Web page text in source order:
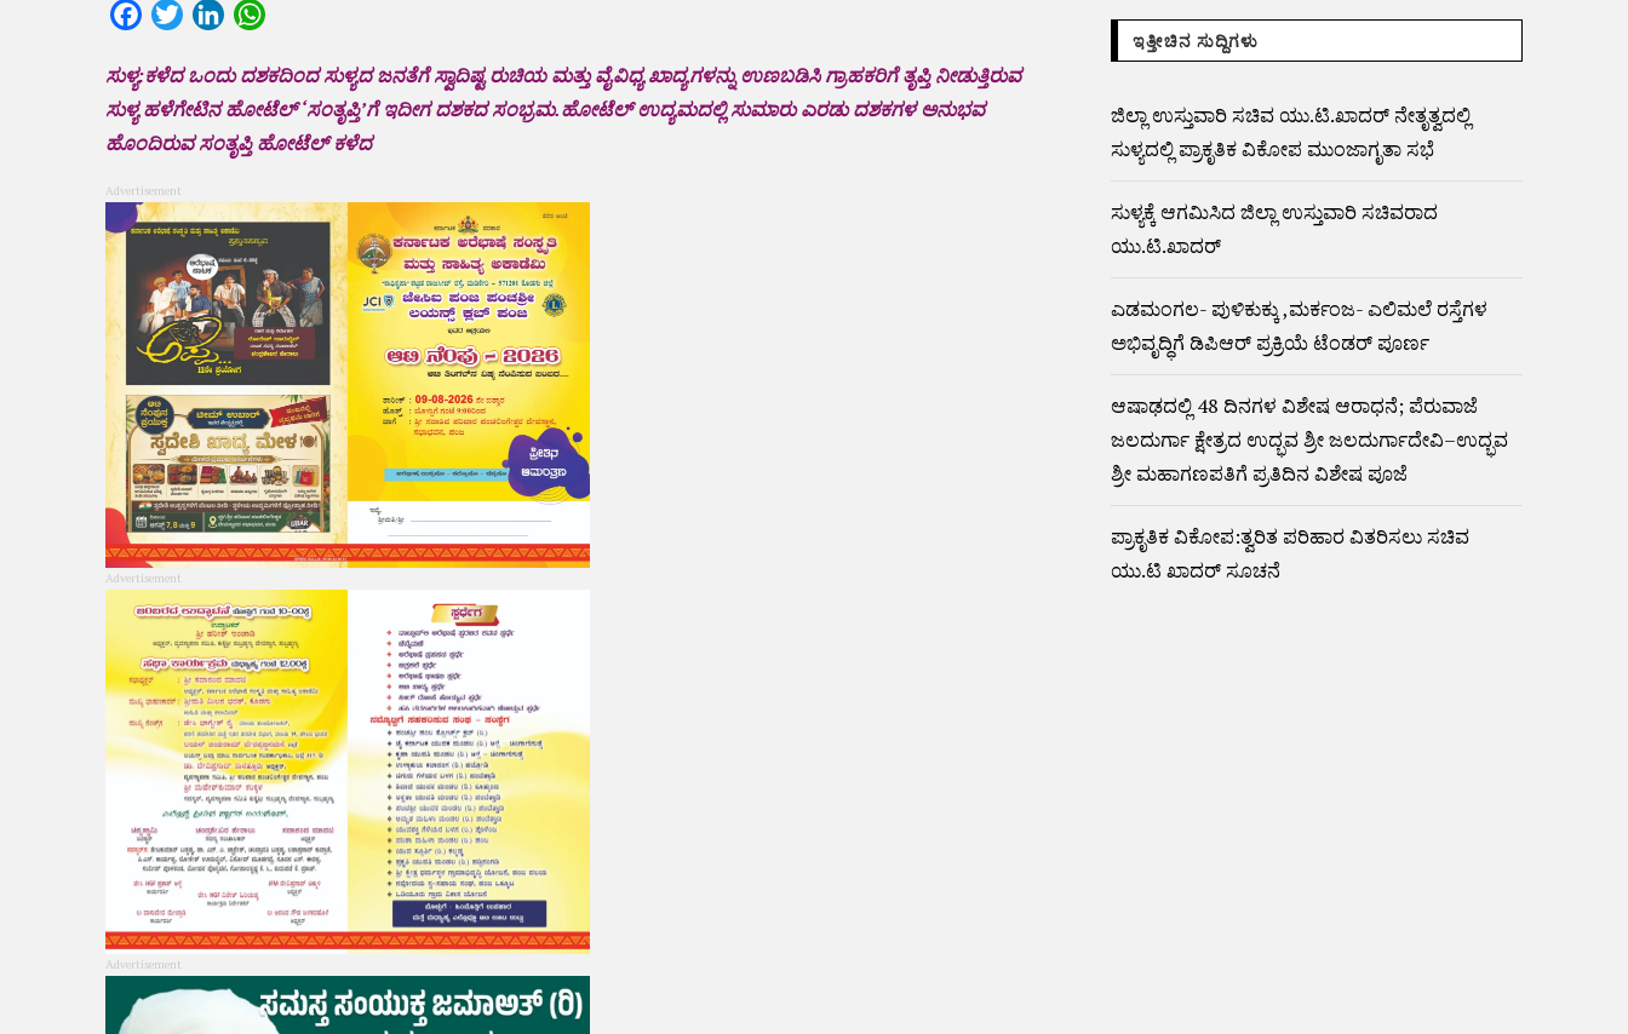
FacebookTwitterLinkedIn
ಸುಳ್ಯ:ಕಳೆದ ಒಂದು ದಶಕದಿಂದ ಸುಳ್ಯದ ಜನತೆಗೆ ಸ್ವಾದಿಷ್ಟ ರುಚಿಯ ಮತ್ತು ವೈವಿಧ್ಯ ಖಾದ್ಯಗಳನ್ನು ಉಣಬಡಿಸಿ ಗ್ರಾಹಕರಿಗೆ ತೃಪ್ತಿ ನೀಡುತ್ತಿರುವ
ಸುಳ್ಯ ಹಳೆಗೇಟಿನ ಹೋಟೆಲ್ ‘ಸಂತೃಪ್ತಿ’ಗೆ ಇದೀಗ ದಶಕದ‌‌ ಸಂಭ್ರಮ.ಹೋಟೆಲ್ ಉದ್ಯಮದಲ್ಲಿ ಸುಮಾರು ಎರಡು ದಶಕಗಳ ಅನುಭವ
ಹೊಂದಿರುವ ಸಂತೃಪ್ತಿ ಹೋಟೆಲ್ ಕಳೆದ
Advertisement
Advertisement
Advertisement
ಇತ್ತೀಚಿನ ಸುದ್ದಿಗಳು
ಜಿಲ್ಲಾ ಉಸ್ತುವಾರಿ ಸಚಿವ ಯು.ಟಿ.ಖಾದರ್ ನೇತೃತ್ವದಲ್ಲಿ
ಸುಳ್ಯದಲ್ಲಿ ಪ್ರಾಕೃತಿಕ ವಿಕೋಪ ಮುಂಜಾಗೃತಾ ಸಭೆ
ಸುಳ್ಯಕ್ಕೆ ಆಗಮಿಸಿದ ಜಿಲ್ಲಾ ಉಸ್ತುವಾರಿ ಸಚಿವರಾದ
ಯು.ಟಿ.ಖಾದರ್
ಎಡಮಂಗಲ- ಪುಳಿಕುಕ್ಕು ,ಮರ್ಕಂಜ- ಎಲಿಮಲೆ ರಸ್ತೆಗಳ
ಅಭಿವೃದ್ಧಿಗೆ ಡಿಪಿಆರ್ ಪ್ರಕ್ರಿಯೆ ಟೆಂಡರ್ ಪೂರ್ಣ
ಆಷಾಢದಲ್ಲಿ 48 ದಿನಗಳ ವಿಶೇಷ ಆರಾಧನೆ; ಪೆರುವಾಜೆ
ಜಲದುರ್ಗಾ ಕ್ಷೇತ್ರದ ಉದ್ಭವ ಶ್ರೀ ಜಲದುರ್ಗಾದೇವಿ–ಉದ್ಭವ
ಶ್ರೀ ಮಹಾಗಣಪತಿಗೆ ಪ್ರತಿದಿನ ವಿಶೇಷ ಪೂಜೆ
ಪ್ರಾಕೃತಿಕ ವಿಕೋಪ:ತ್ವರಿತ ಪರಿಹಾರ ವಿತರಿಸಲು ಸಚಿವ
ಯು.ಟಿ ಖಾದರ್ ಸೂಚನೆ